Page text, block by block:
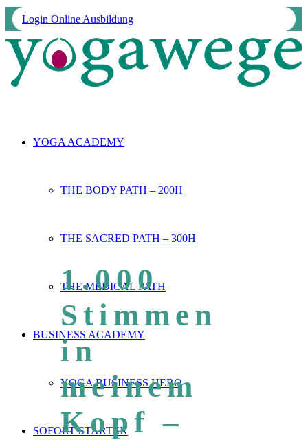
Login Online Ausbildung
YOGA ACADEMY
THE BODY PATH – 200H
THE SACRED PATH – 300H
THE MEDICAL PATH
BUSINESS ACADEMY
YOGA BUSINESS HERO
SOFORT STARTEN
1.000
Stimmen
in
meinem
Kopf –